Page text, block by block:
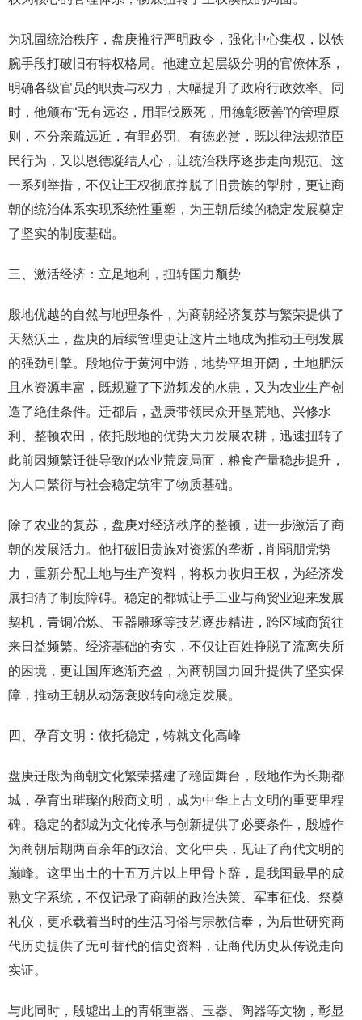
为巩固统治秩序，盘庚推行严明政令，强化中心集权，以铁
腕手段打破旧有特权格局。他建立起层级分明的官僚体系，
明确各级官员的职责与权力，大幅提升了政府行政效率。同
时，他颁布“无有远迩，用罪伐厥死，用德彰厥善”的管理原
则，不分亲疏远近，有罪必罚、有德必赏，既以律法规范臣
民行为，又以恩德凝结人心，让统治秩序逐步走向规范。这
一系列举措，不仅让王权彻底挣脱了旧贵族的掣肘，更让商
朝的统治体系实现系统性重塑，为王朝后续的稳定发展奠定
了坚实的制度基础。
三、激活经济：立足地利，扭转国力颓势
殷地优越的自然与地理条件，为商朝经济复苏与繁荣提供了
天然沃土，盘庚的后续管理更让这片土地成为推动王朝发展
的强劲引擎。殷地位于黄河中游，地势平坦开阔，土地肥沃
且水资源丰富，既规避了下游频发的水患，又为农业生产创
造了绝佳条件。迁都后，盘庚带领民众开垦荒地、兴修水
利、整顿农田，依托殷地的优势大力发展农耕，迅速扭转了
此前因频繁迁徙导致的农业荒废局面，粮食产量稳步提升，
为人口繁衍与社会稳定筑牢了物质基础。
除了农业的复苏，盘庚对经济秩序的整顿，进一步激活了商
朝的发展活力。他打破旧贵族对资源的垄断，削弱朋党势
力，重新分配土地与生产资料，将权力收归王权，为经济发
展扫清了制度障碍。稳定的都城让手工业与商贸业迎来发展
契机，青铜冶炼、玉器雕琢等技艺逐步精进，跨区域商贸往
来日益频繁。经济基础的夯实，不仅让百姓挣脱了流离失所
的困境，更让国库逐渐充盈，为商朝国力回升提供了坚实保
障，推动王朝从动荡衰败转向稳定发展。
四、孕育文明：依托稳定，铸就文化高峰
盘庚迁殷为商朝文化繁荣搭建了稳固舞台，殷地作为长期都
城，孕育出璀璨的殷商文明，成为中华上古文明的重要里程
碑。稳定的都城为文化传承与创新提供了必要条件，殷墟作
为商朝后期两百余年的政治、文化中央，见证了商代文明的
巅峰。这里出土的十五万片以上甲骨卜辞，是我国最早的成
熟文字系统，不仅记录了商朝的政治决策、军事征伐、祭奠
礼仪，更承载着当时的生活习俗与宗教信奉，为后世研究商
代历史提供了无可替代的信史资料，让商代历史从传说走向
实证。
与此同时，殷墟出土的青铜重器、玉器、陶器等文物，彰显